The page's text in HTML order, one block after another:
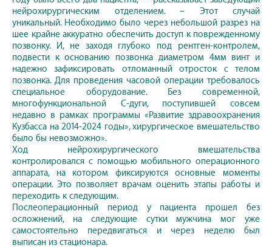
нейрохирургическим отделением. – Этот случай
уникальный. Необходимо было через небольшой разрез на
шее крайне аккуратно обеспечить доступ к поврежденному
позвонку. И, не заходя глубоко под рентген-контролем,
подвести к основанию позвонка диаметром 4мм винт и
надежно зафиксировать отломанный отросток с телом
позвонка. Для проведения часовой операции требовалось
специальное оборудование. Без современной,
многофункциональной С-дуги, поступившей совсем
недавно в рамках программы «Развитие здравоохранения
Кузбасса на 2014-2024 годы», хирургическое вмешательство
было бы невозможно».
Ход нейрохирургического вмешательства
контролировался с помощью мобильного операционного
аппарата, на котором фиксируются основные моменты
операции. Это позволяет врачам оценить этапы работы и
переходить к следующим.
Послеоперационный период у пациента прошел без
осложнений, на следующие сутки мужчина мог уже
самостоятельно передвигаться и через неделю был
выписан из стационара.